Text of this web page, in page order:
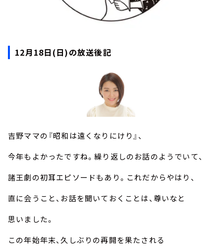
12月18日(日)の放送後記
吉野ママの『昭和は遠くなりにけり』、
今年もよかったですね。繰り返しのお話のようでいて、
諸王劇の初耳エピソードもあり。これだからやはり、
直に会うこと、お話を聞いておくことは、尊いなと
思いました。
この年始年末、久しぶりの再開を果たされる